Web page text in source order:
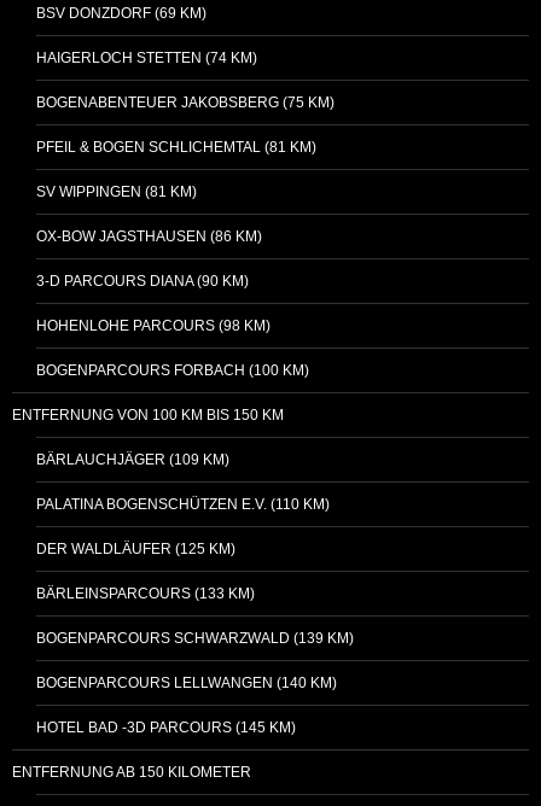
BSV DONZDORF (69 KM)
HAIGERLOCH STETTEN (74 KM)
BOGENABENTEUER JAKOBSBERG (75 KM)
PFEIL & BOGEN SCHLICHEMTAL (81 KM)
SV WIPPINGEN (81 KM)
OX-BOW JAGSTHAUSEN (86 KM)
3-D PARCOURS DIANA (90 KM)
HOHENLOHE PARCOURS (98 KM)
BOGENPARCOURS FORBACH (100 KM)
ENTFERNUNG VON 100 KM BIS 150 KM
BÄRLAUCHJÄGER (109 KM)
PALATINA BOGENSCHÜTZEN E.V. (110 KM)
DER WALDLÄUFER (125 KM)
BÄRLEINSPARCOURS (133 KM)
BOGENPARCOURS SCHWARZWALD (139 KM)
BOGENPARCOURS LELLWANGEN (140 KM)
HOTEL BAD -3D PARCOURS (145 KM)
ENTFERNUNG AB 150 KILOMETER